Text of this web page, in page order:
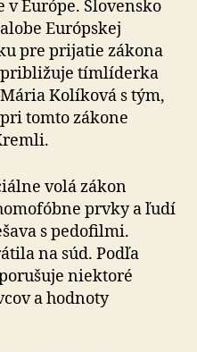
Európe. Slovensko
Európskej
pre prijatie zákona
približuje tímlíderka
Kolíková s tým,
tomto zákone
volá zákon
prvky a ľudí
s pedofilmi.
na súd. Podľa
niektoré
a hodnoty